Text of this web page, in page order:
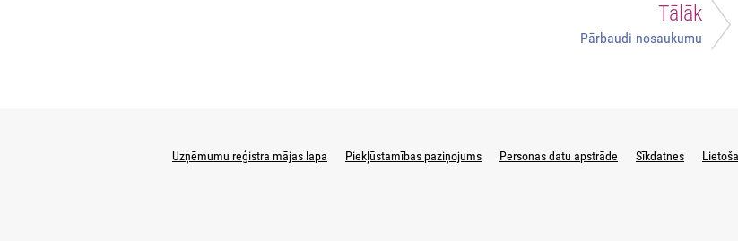
Tālāk
Pārbaudi nosaukumu
Uzņēmumu reģistra mājas lapa Piekļūstamības paziņojums Personas datu apstrāde Sīkdatnes